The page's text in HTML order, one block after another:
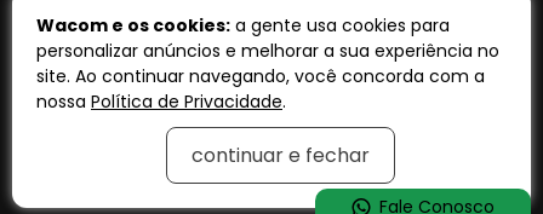
variar de acordo com o fornecedor/lote do fabricante. Ofertas
válidas até o término de nossos estoques. Vendas sujeitas à
análise e confirmação de dados.
OpenK
Wacom e os cookies: a gente usa cookies para
personalizar anúncios e melhorar a sua experiência no
site. Ao continuar navegando, você concorda com a
nossa Política de Privacidade.
continuar e fechar
Fale Conosco